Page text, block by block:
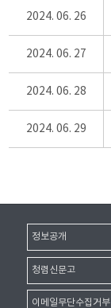
2024. 06. 26
2024. 06. 27
2024. 06. 28
2024. 06. 29
정보공개
청렴신문고
이메일무단수집거부